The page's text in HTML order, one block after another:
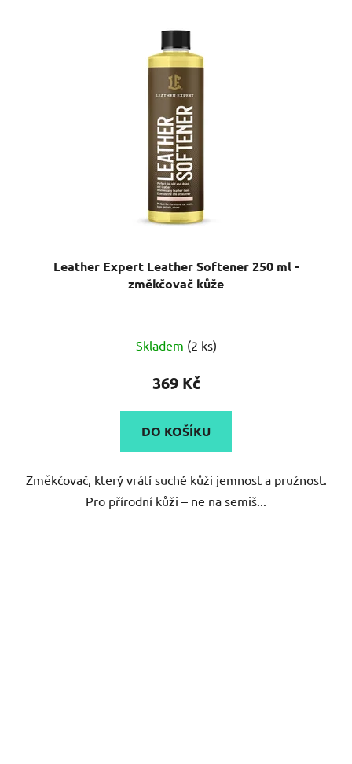
Leather Expert Leather Softener 250 ml -
změkčovač kůže
Skladem (2 ks)
369 Kč
DO KOŠÍKU
Změkčovač, který vrátí suché kůži jemnost a pružnost.
Pro přírodní kůži – ne na semiš...